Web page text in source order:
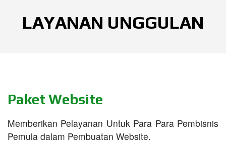
LAYANAN UNGGULAN
Paket Website
Memberikan Pelayanan Untuk Para Para Pembisnis
Pemula dalam Pembuatan Website.